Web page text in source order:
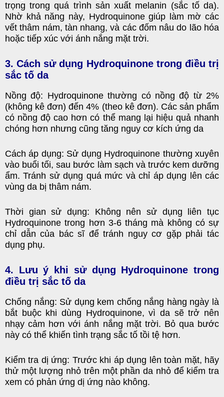
trọng trong quá trình sản xuất melanin (sắc tố da).
Nhờ khả năng này, Hydroquinone giúp làm mờ các
vết thâm nám, tàn nhang, và các đốm nâu do lão hóa
hoặc tiếp xúc với ánh nắng mặt trời.
3. Cách sử dụng Hydroquinone trong điều trị
sắc tố da
Nồng độ: Hydroquinone thường có nồng độ từ 2%
(không kê đơn) đến 4% (theo kê đơn). Các sản phẩm
có nồng độ cao hơn có thể mang lại hiệu quả nhanh
chóng hơn nhưng cũng tăng nguy cơ kích ứng da
Cách áp dụng: Sử dụng Hydroquinone thường xuyên
vào buổi tối, sau bước làm sạch và trước kem dưỡng
ẩm. Tránh sử dụng quá mức và chỉ áp dụng lên các
vùng da bị thâm nám.
Thời gian sử dụng: Không nên sử dụng liên tục
Hydroquinone trong hơn 3-6 tháng mà không có sự
chỉ dẫn của bác sĩ để tránh nguy cơ gặp phải tác
dụng phụ.
4. Lưu ý khi sử dụng Hydroquinone trong
điều trị sắc tố da
Chống nắng: Sử dụng kem chống nắng hàng ngày là
bắt buộc khi dùng Hydroquinone, vì da sẽ trở nên
nhạy cảm hơn với ánh nắng mặt trời. Bỏ qua bước
này có thể khiến tình trạng sắc tố tồi tệ hơn.
Kiểm tra dị ứng: Trước khi áp dụng lên toàn mặt, hãy
thử một lượng nhỏ trên một phần da nhỏ để kiểm tra
xem có phản ứng dị ứng nào không.